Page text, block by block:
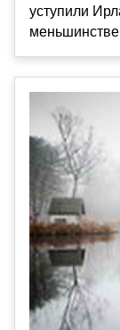
уступили
меньшинстве